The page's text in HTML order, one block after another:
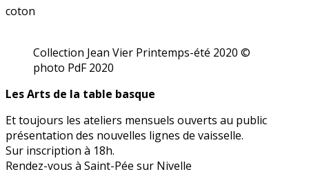
coton
Collection Jean Vier Printemps-été 2020 ©
photo PdF 2020
Les Arts de la table basque
Et toujours les ateliers mensuels ouverts au public
présentation des nouvelles lignes de vaisselle.
Sur inscription à 18h.
Rendez-vous à Saint-Pée sur Nivelle